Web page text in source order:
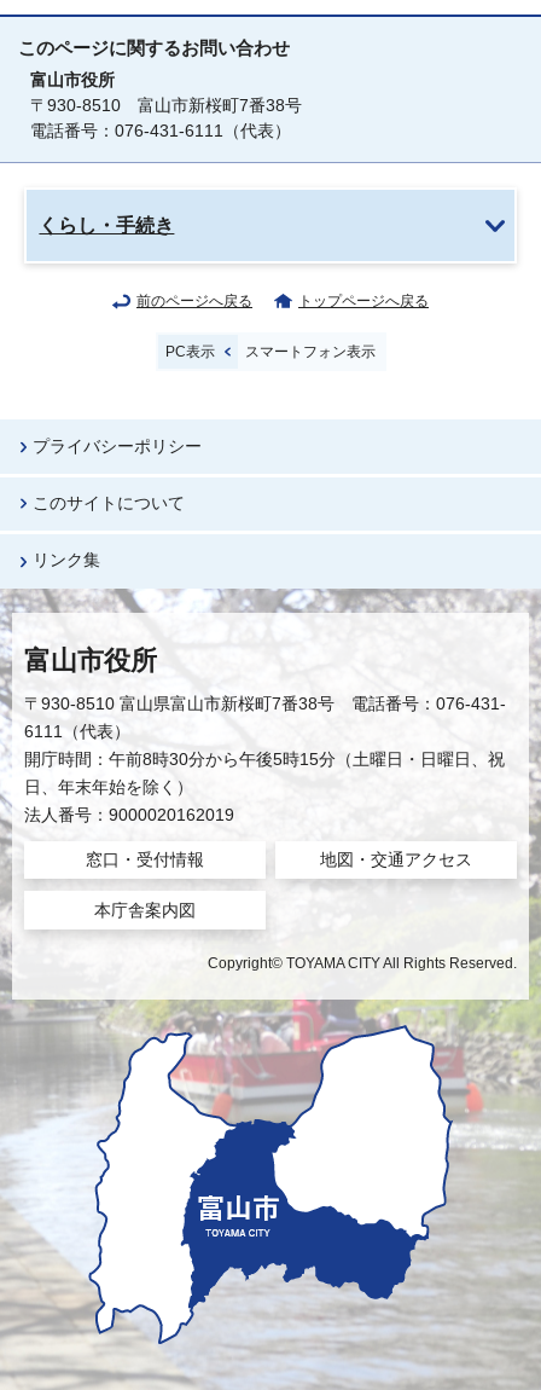
このページに関するお問い合わせ
富山市役所
〒930-8510 富山市新桜町7番38号
電話番号：076-431-6111（代表）
くらし・手続き
前のページへ戻る トップページへ戻る
PC表示 スマートフォン表示
プライバシーポリシー
このサイトについて
リンク集
富山市役所
〒930-8510 富山県富山市新桜町7番38号 電話番号：076-431-
6111（代表）
開庁時間：午前8時30分から午後5時15分（土曜日・日曜日、祝
日、年末年始を除く）
法人番号：9000020162019
窓口・受付情報 地図・交通アクセス
本庁舎案内図
Copyright© TOYAMA CITY All Rights Reserved.